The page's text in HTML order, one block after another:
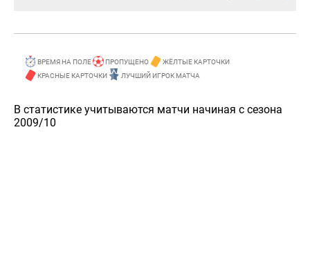
ВРЕМЯ НА ПОЛЕ ПРОПУЩЕНО
ЖЁЛТЫЕ КАРТОЧКИ
КРАСНЫЕ КАРТОЧКИ
ЛУЧШИЙ ИГРОК МАТЧА
В статистике учитываются матчи начиная с сезона
2009/10